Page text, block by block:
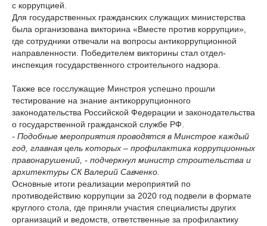
с коррупцией.
Для государственных гражданских служащих министерства
была организована викторина «Вместе против коррупции»,
где сотрудники отвечали на вопросы антикоррупционной
направленности. Победителем викторины стал отдел-
инспекция государственного строительного надзора.
Также все госслужащие Минстроя успешно прошли
тестирование на знание антикоррупционного
законодательства Российской Федерации и законодательства
о государственной гражданской службе РФ.
- Подобные мероприятия проводятся в Минстрое каждый
год, главная цель которых – профилактика коррупционных
правонарушений, - подчеркнул министр строительства и
архитектуры СК Валерий Савченко.
Основные итоги реализации мероприятий по
противодействию коррупции за 2020 год подвели в формате
круглого стола, где приняли участия специалисты других
организаций и ведомств, ответственные за профилактику